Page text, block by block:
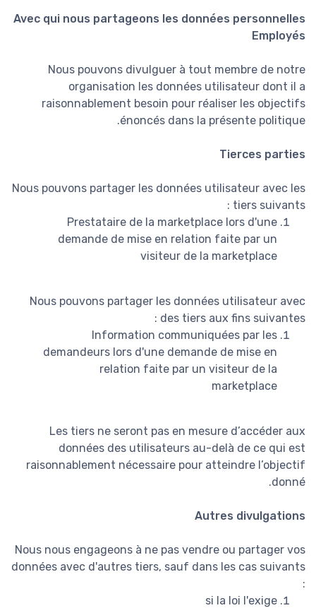
Avec qui nous partageons les données personnelles
Employés
Nous pouvons divulguer à tout membre de notre
organisation les données utilisateur dont il a
raisonnablement besoin pour réaliser les objectifs
énoncés dans la présente politique.
Tierces parties
Nous pouvons partager les données utilisateur avec les
tiers suivants :
Prestataire de la marketplace lors d'une
demande de mise en relation faite par un
visiteur de la marketplace
Nous pouvons partager les données utilisateur avec
des tiers aux fins suivantes :
Information communiquées par les
demandeurs lors d'une demande de mise en
relation faite par un visiteur de la
marketplace
Les tiers ne seront pas en mesure d’accéder aux
données des utilisateurs au-delà de ce qui est
raisonnablement nécessaire pour atteindre l’objectif
donné.
Autres divulgations
Nous nous engageons à ne pas vendre ou partager vos
données avec d'autres tiers, sauf dans les cas suivants
:
si la loi l'exige